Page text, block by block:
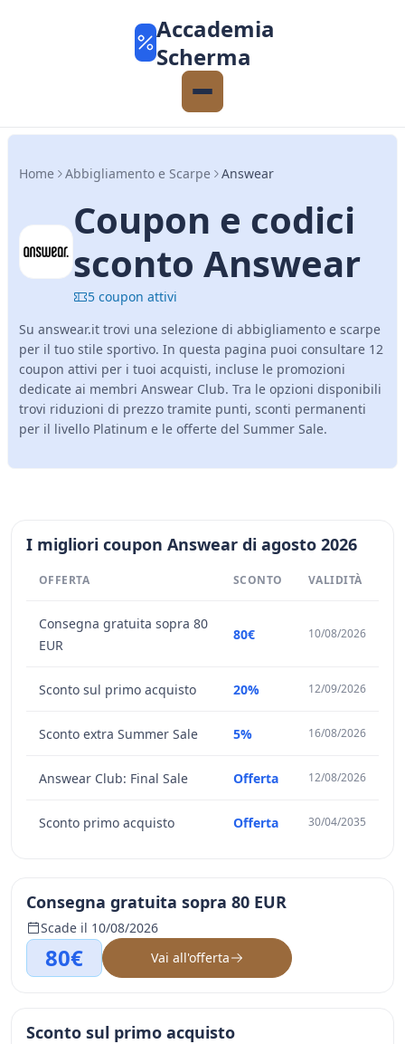
Accademia
Scherma
Home Abbigliamento e Scarpe Answear
Coupon e codici
sconto Answear
5 coupon attivi
Su answear.it trovi una selezione di abbigliamento e scarpe
per il tuo stile sportivo. In questa pagina puoi consultare 12
coupon attivi per i tuoi acquisti, incluse le promozioni
dedicate ai membri Answear Club. Tra le opzioni disponibili
trovi riduzioni di prezzo tramite punti, sconti permanenti
per il livello Platinum e le offerte del Summer Sale.
I migliori coupon Answear di agosto 2026
OFFERTA SCONTO VALIDITÀ
Consegna gratuita sopra 80
EUR
80€ 10/08/2026
Sconto sul primo acquisto 20% 12/09/2026
Sconto extra Summer Sale 5% 16/08/2026
Answear Club: Final Sale Offerta 12/08/2026
Sconto primo acquisto Offerta 30/04/2035
Consegna gratuita sopra 80 EUR
Scade il 10/08/2026
80€ Vai all'offerta
Sconto sul primo acquisto